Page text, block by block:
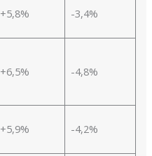
+5,8% -3,4%
+6,5% -4,8%
+5,9% -4,2%